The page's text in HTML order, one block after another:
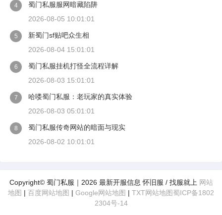
4
蜀门私服服网暗藏陷阱
2026-08-05 10:01:01
5
新蜀门sf贴吧众生相
2026-08-04 15:01:01
6
蜀门私服挂机打怪全流程详解
2026-08-03 15:01:01
7
哈喽蜀门私服：老玩家的真实体验
2026-08-03 05:01:01
8
蜀门私服传奇网站的暗面与现实
2026-08-02 10:01:01
Copyright© 蜀门私服｜2026 最新开服信息 怀旧服 / 找服就上 网站
地图 | 百度网站地图 | Google网站地图 | TXT网站地图蜀ICP备1802
2304号-14